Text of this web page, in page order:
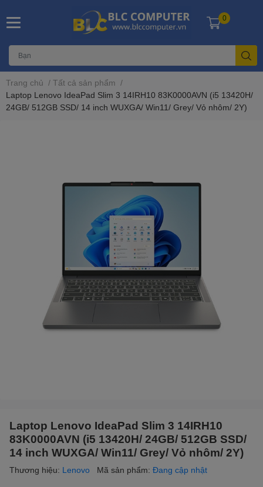
0
Trang chủ / Tất cả sản phẩm /
Laptop Lenovo IdeaPad Slim 3 14IRH10 83K0000AVN (i5 13420H/
24GB/ 512GB SSD/ 14 inch WUXGA/ Win11/ Grey/ Vỏ nhôm/ 2Y)
Laptop Lenovo IdeaPad Slim 3 14IRH10
83K0000AVN (i5 13420H/ 24GB/ 512GB SSD/
14 inch WUXGA/ Win11/ Grey/ Vỏ nhôm/ 2Y)
Thương hiệu: Lenovo Mã sản phẩm: Đang cập nhật